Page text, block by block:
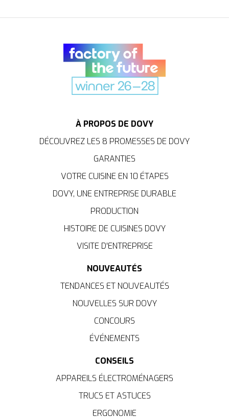
À PROPOS DE DOVY
DÉCOUVREZ LES 8 PROMESSES DE DOVY
GARANTIES
VOTRE CUISINE EN 10 ÉTAPES
DOVY, UNE ENTREPRISE DURABLE
PRODUCTION
HISTOIRE DE CUISINES DOVY
VISITE D'ENTREPRISE
NOUVEAUTÉS
TENDANCES ET NOUVEAUTÉS
NOUVELLES SUR DOVY
CONCOURS
ÉVÉNEMENTS
CONSEILS
APPAREILS ÉLECTROMÉNAGERS
TRUCS ET ASTUCES
ERGONOMIE